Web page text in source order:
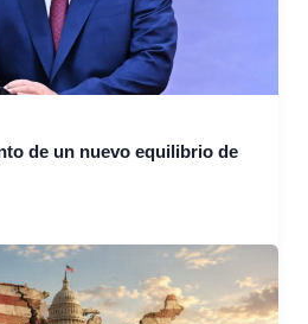
de un nuevo equilibrio de